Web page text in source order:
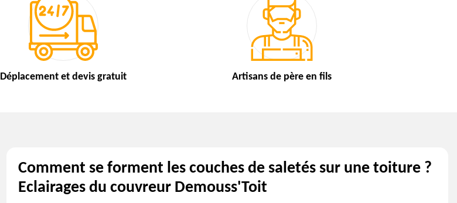
Déplacement et devis gratuit Artisans de père en fils
Comment se forment les couches de saletés sur une toiture ?
Eclairages du couvreur Demouss'Toit